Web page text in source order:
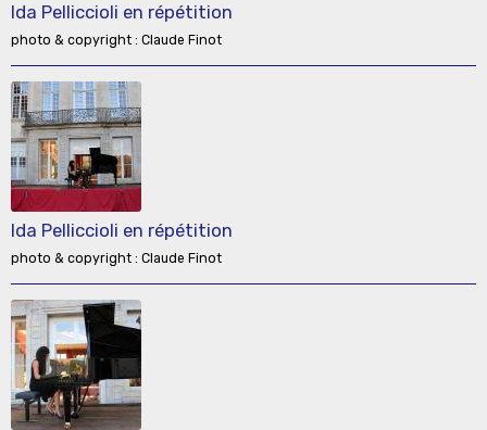
Ida Pelliccioli en répétition
photo & copyright : Claude Finot
Ida Pelliccioli en répétition
photo & copyright : Claude Finot